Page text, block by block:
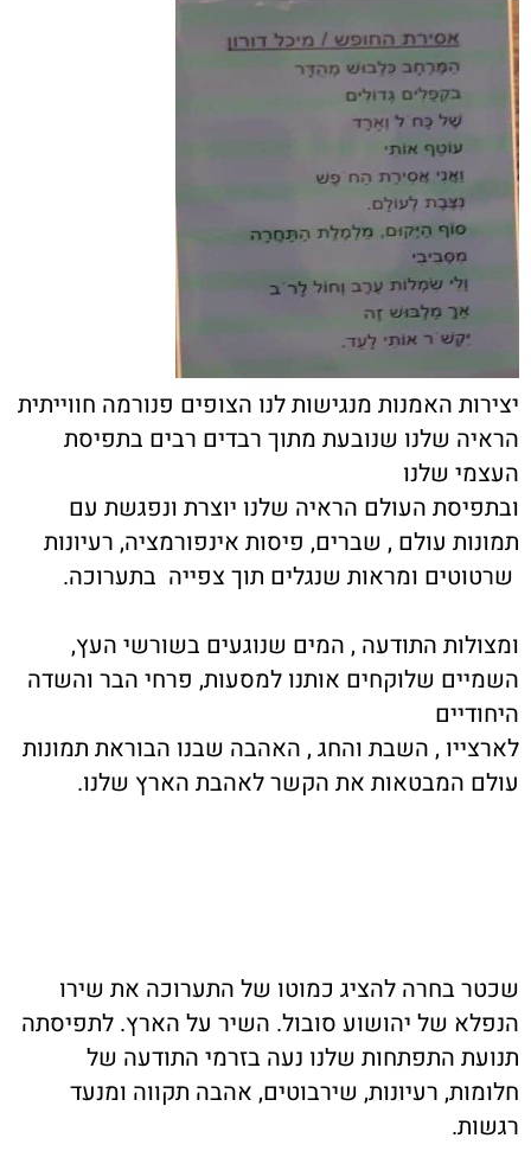
יצירות האמנות מנגישות לנו הצופים פנורמה חווייתית
הראיה שלנו שנובעת מתוך רבדים רבים בתפיסת
העצמי שלנו
ובתפיסת העולם הראיה שלנו יוצרת ונפגשת עם
תמונות עולם , שברים, פיסות אינפורמציה, רעיונות
שרטוטים ומראות שנגלים תוך צפייה בתערוכה.
ומצולות התודעה , המים שנוגעים בשורשי העץ,
השמיים שלוקחים אותנו למסעות, פרחי הבר והשדה
היחודיים
לארצייו , השבת והחג , האהבה שבנו הבוראת תמונות
עולם המבטאות את הקשר לאהבת הארץ שלנו.
שכטר בחרה להציג כמוטו של התערוכה את שירו
הנפלא של יהושוע סובול. השיר על הארץ. לתפיסתה
תנועת התפתחות שלנו נעה בזרמי התודעה של
חלומות, רעיונות, שירבוטים, אהבה תקווה ומנעד
רגשות.